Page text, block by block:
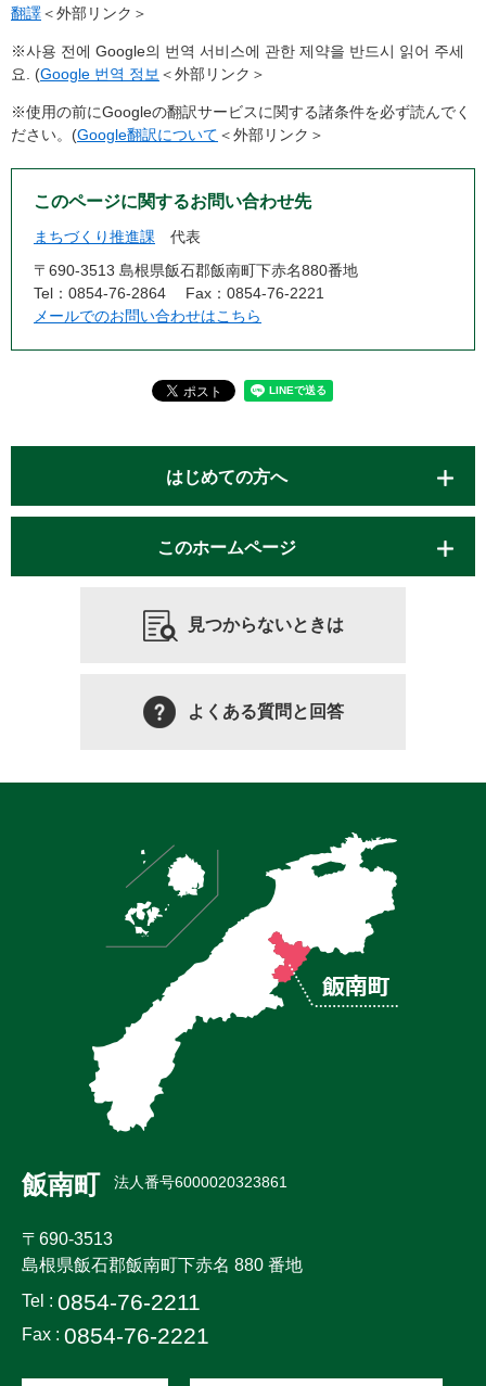
翻譯＜外部リンク＞
※사용 전에 Google의 번역 서비스에 관한 제약을 반드시 읽어 주세
요. (Google 번역 정보 ＜外部リンク＞
※使用の前にGoogleの翻訳サービスに関する諸条件を必ず読んでく
ださい。(Google翻訳について ＜外部リンク＞
このページに関するお問い合わせ先
まちづくり推進課
代表
〒690-3513 島根県飯石郡飯南町下赤名880番地
Tel：0854-76-2864
Fax：0854-76-2221
メールでのお問い合わせはこちら
はじめての方へ
このホームページ
見つからないときは
よくある質問と回答
飯南町 法人番号6000020323861
〒690-3513
島根県飯石郡飯南町下赤名 880 番地
Tel : 0854-76-2211
Fax : 0854-76-2221